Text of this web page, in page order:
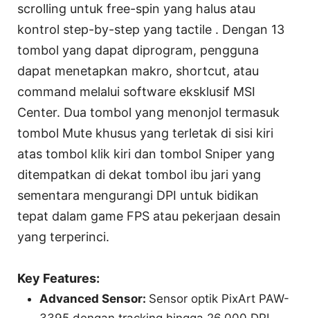
scrolling untuk free-spin yang halus atau
kontrol step-by-step yang tactile . Dengan 13
tombol yang dapat diprogram, pengguna
dapat menetapkan makro, shortcut, atau
command melalui software eksklusif MSI
Center. Dua tombol yang menonjol termasuk
tombol Mute khusus yang terletak di sisi kiri
atas tombol klik kiri dan tombol Sniper yang
ditempatkan di dekat tombol ibu jari yang
sementara mengurangi DPI untuk bidikan
tepat dalam game FPS atau pekerjaan desain
yang terperinci.
Key Features:
Advanced Sensor: Sensor optik PixArt PAW-